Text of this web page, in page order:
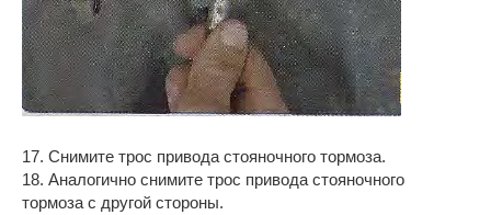
17. Снимите трос привода стояночного тормоза.
18. Аналогично снимите трос привода стояночного
тормоза с другой стороны.